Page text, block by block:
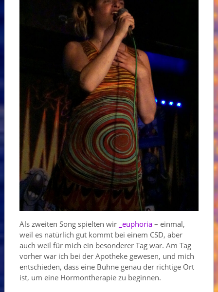
Als zweiten Song spielten wir _euphoria– einmal,
weil es natürlich gut kommt bei einem CSD, aber
auch weil für mich ein besonderer Tag war. Am Tag
vorher war ich bei der Apotheke gewesen, und mich
entschieden, dass eine Bühne genau der richtige Ort
ist, um eine Hormontherapie zu beginnen.